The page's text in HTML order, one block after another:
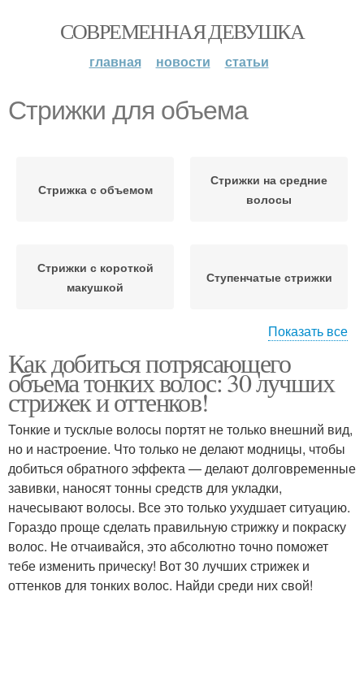
СОВРЕМЕННАЯ ДЕВУШКА
главная новости статьи
Стрижки для объема
Стрижка с объемом
Стрижки на средние
волосы
Стрижки с короткой
макушкой
Ступенчатые стрижки
Стрижки для длинных
волос
волосы
Показать все
Как добиться потрясающего
объема тонких волос: 30 лучших
стрижек и оттенков!
Тонкие и тусклые волосы портят не только внешний вид,
но и настроение. Что только не делают модницы, чтобы
добиться обратного эффекта — делают долговременные
завивки, наносят тонны средств для укладки,
начесывают волосы. Все это только ухудшает ситуацию.
Гораздо проще сделать правильную стрижку и покраску
волос. Не отчаивайся, это абсолютно точно поможет
тебе изменить прическу! Вот 30 лучших стрижек и
оттенков для тонких волос. Найди среди них свой!